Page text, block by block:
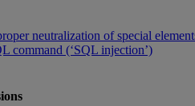
neutralization of special
command (‘SQL injection’)